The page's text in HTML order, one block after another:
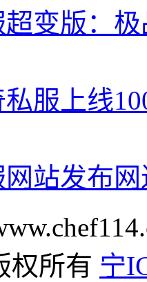
变版：
服上线
站发布
权所有 宁